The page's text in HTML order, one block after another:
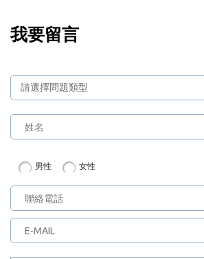
我要留言
男性 女性